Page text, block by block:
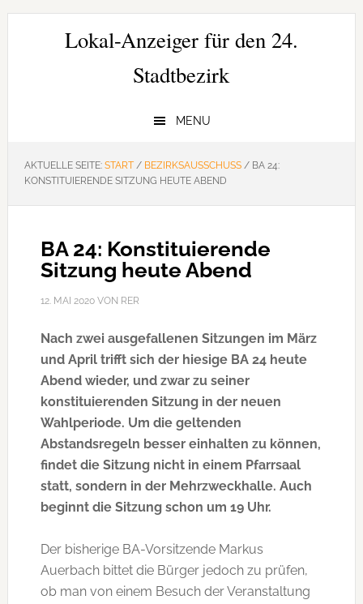
Zur
Hauptnavigation
Zum
Zur
SeitenspalteLokal-Anzeiger für den 24.
Stadtbezirk
MENU
AKTUELLE SEITE: START / BEZIRKSAUSSCHUSS /BA 24:
KONSTITUIERENDE SITZUNG HEUTE ABEND
BA 24: Konstituierende
Sitzung heute Abend
12. MAI 2020VON RER
Nach zwei ausgefallenen Sitzungen im März
und April trifft sich der hiesige BA 24 heute
Abend wieder, und zwar zu seiner
konstituierenden Sitzung in der neuen
Wahlperiode. Um die geltenden
Abstandsregeln besser einhalten zu können,
findet die Sitzung nicht in einem Pfarrsaal
statt, sondern in der Mehrzweckhalle. Auch
beginnt die Sitzung schon um 19 Uhr.
Der bisherige BA-Vorsitzende Markus
Auerbach bittet die Bürger jedoch zu prüfen,
ob man von einem Besuch der Veranstaltung